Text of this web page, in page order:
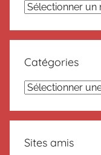
Archives
Catégories
Catégories
Sites amis